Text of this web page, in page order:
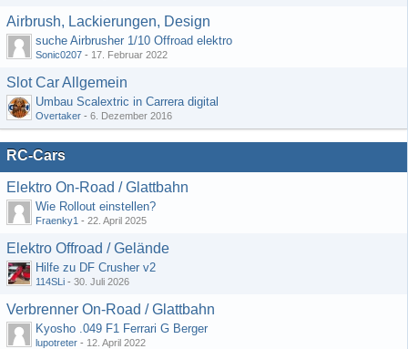
Airbrush, Lackierungen, Design
suche Airbrusher 1/10 Offroad elektro
Sonic0207 - 17. Februar 2022
Slot Car Allgemein
Umbau Scalextric in Carrera digital
Overtaker - 6. Dezember 2016
RC-Cars
Elektro On-Road / Glattbahn
Wie Rollout einstellen?
Fraenky1 - 22. April 2025
Elektro Offroad / Gelände
Hilfe zu DF Crusher v2
114SLi - 30. Juli 2026
Verbrenner On-Road / Glattbahn
Kyosho .049 F1 Ferrari G Berger
lupotreter - 12. April 2022